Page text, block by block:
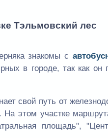
Тэльмовский лес
знакомы с
в городе, так как он
свой путь от
этом участке
площадь",